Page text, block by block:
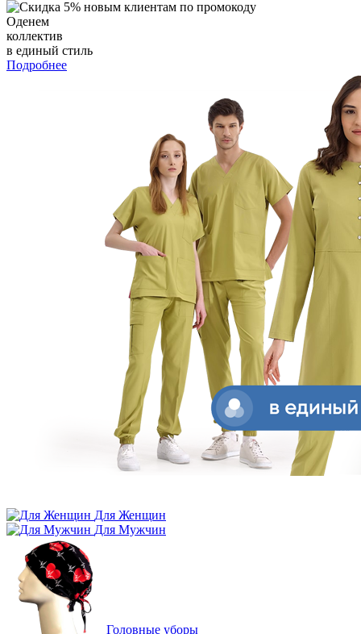
Оденем
коллектив
в единый стиль
Подробнее
Для Женщин
Для Мужчин
Головные уборы